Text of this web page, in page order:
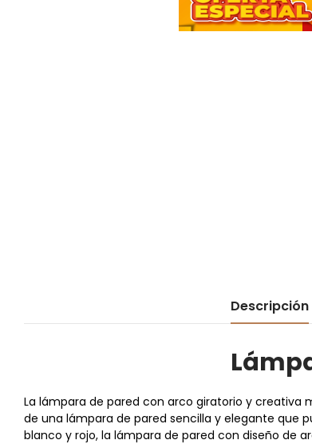
Descripción
La lámpara de pared con arco giratorio y creativa
de una lámpara de pared sencilla y elegante que
blanco y rojo, la lámpara de pared con diseño de